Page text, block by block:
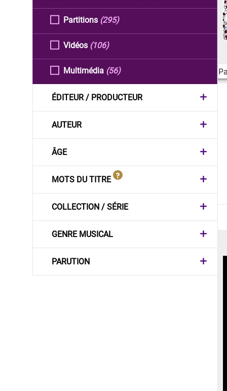
Partitions (295)
Vidéos (106)
Multimédia (56)
ÉDITEUR / PRODUCTEUR
AUTEUR
ÂGE
MOTS DU TITRE
COLLECTION / SÉRIE
GENRE MUSICAL
PARUTION